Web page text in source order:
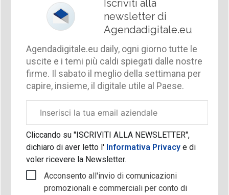
Iscriviti alla
newsletter di
Agendadigitale.eu
Agendadigitale.eu daily, ogni giorno tutte le
uscite e i temi più caldi spiegati dalle nostre
firme. Il sabato il meglio della settimana per
capire, insieme, il digitale utile al Paese.
aziendale
Cliccando su "ISCRIVITI ALLA NEWSLETTER",
dichiaro di aver letto l'Informativa Privacy e di
voler ricevere la Newsletter.
Acconsento all'invio di comunicazioni
promozionali e commerciali per conto di